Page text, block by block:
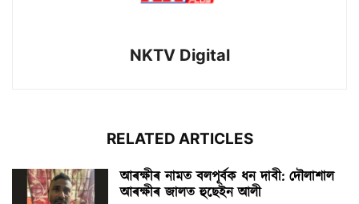
NKTV Digital
RELATED ARTICLES
আৰক্ষীৰ নামত বলপূৰ্বক ধন দাবী: দৌলাশাল
আৰক্ষীৰ জালত হুছেইন আলী